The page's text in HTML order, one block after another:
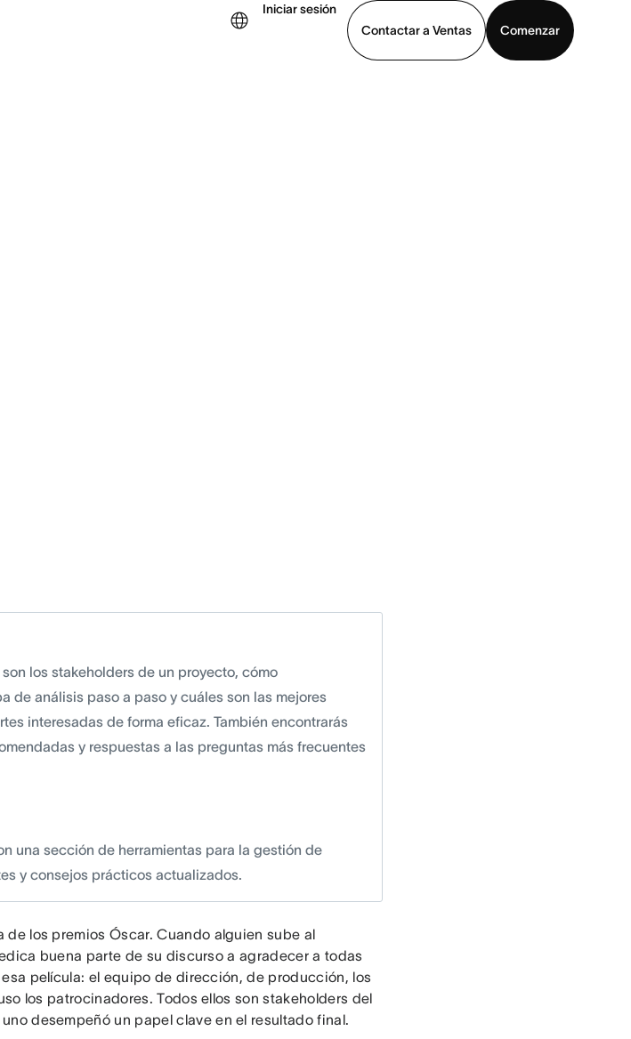
Iniciar sesión
Contactar a Ventas
Comenzar
los stakeholders de un proyecto, cómo
de análisis paso a paso y cuáles son las mejores
interesadas de forma eficaz. También encontrarás
y respuestas a las preguntas más frecuentes
una sección de herramientas para la gestión de
y consejos prácticos actualizados.
de los premios Óscar. Cuando alguien sube al
buena parte de su discurso a agradecer a todas
película: el equipo de dirección, de producción, los
los patrocinadores. Todos ellos son stakeholders del
desempeñó un papel clave en el resultado final.